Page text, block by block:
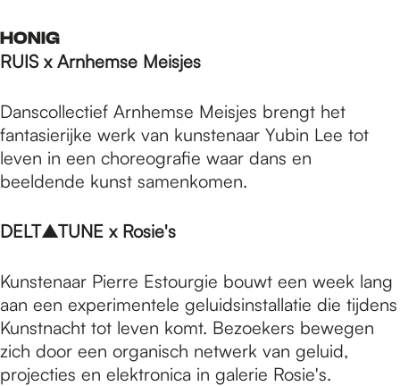
HONIG
RUIS x Arnhemse Meisjes
Danscollectief Arnhemse Meisjes brengt het
fantasierijke werk van kunstenaar Yubin Lee tot
leven in een choreografie waar dans en
beeldende kunst samenkomen.
DELT▲TUNE x Rosie's
Kunstenaar Pierre Estourgie bouwt een week lang
aan een experimentele geluidsinstallatie die tijdens
Kunstnacht tot leven komt. Bezoekers bewegen
zich door een organisch netwerk van geluid,
projecties en elektronica in galerie Rosie's.